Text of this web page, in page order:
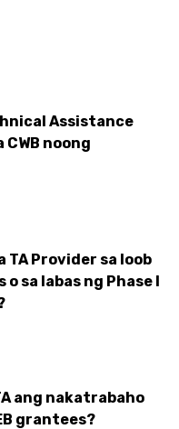
Assistance
noong
TA Provider sa loob
o sa labas ng Phase I
ang nakatrabaho
grantees?